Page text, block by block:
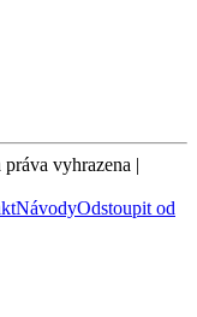
vyhrazena |
NávodyOdstoupit od